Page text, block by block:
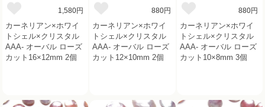
1,580円
カーネリアン×ホワイ
トシェル×クリスタル
AAA- オーバル ローズ
カット16×12mm 2個
880円
カーネリアン×ホワイ
トシェル×クリスタル
AAA- オーバル ローズ
カット12×10mm 2個
880円
カーネリアン×ホワイ
トシェル×クリスタル
AAA- オーバル ローズ
カット10×8mm 3個